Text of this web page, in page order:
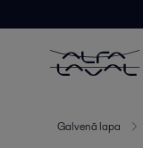
Galvenā lapa